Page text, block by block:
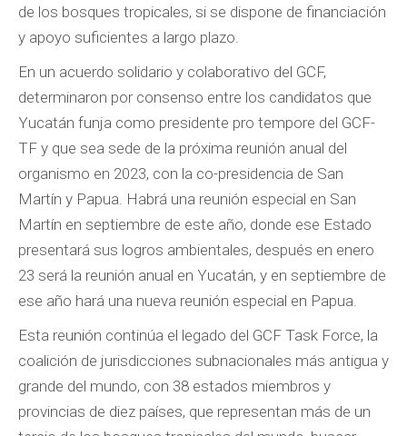
de los bosques tropicales, si se dispone de financiación
y apoyo suficientes a largo plazo.
En un acuerdo solidario y colaborativo del GCF,
determinaron por consenso entre los candidatos que
Yucatán funja como presidente pro tempore del GCF-
TF y que sea sede de la próxima reunión anual del
organismo en 2023, con la co-presidencia de San
Martín y Papua. Habrá una reunión especial en San
Martín en septiembre de este año, donde ese Estado
presentará sus logros ambientales, después en enero
23 será la reunión anual en Yucatán, y en septiembre de
ese año hará una nueva reunión especial en Papua.
Esta reunión continúa el legado del GCF Task Force, la
coalición de jurisdicciones subnacionales más antigua y
grande del mundo, con 38 estados miembros y
provincias de diez países, que representan más de un